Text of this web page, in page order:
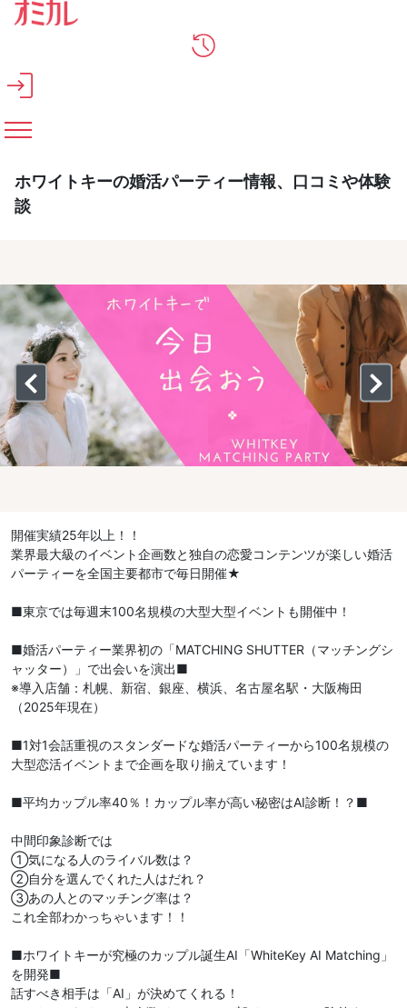
メインコンテンツへスキップ
ホワイトキーの婚活パーティー情報、口コミや体験
談
開催実績25年以上！！
業界最大級のイベント企画数と独自の恋愛コンテンツが楽しい婚活
パーティーを全国主要都市で毎日開催★
■東京では毎週末100名規模の大型大型イベントも開催中！
■婚活パーティー業界初の「MATCHING SHUTTER（マッチングシ
ャッター）」で出会いを演出■
※導入店舗：札幌、新宿、銀座、横浜、名古屋名駅・大阪梅田
（2025年現在）
■1対1会話重視のスタンダードな婚活パーティーから100名規模の
大型恋活イベントまで企画を取り揃えています！
■平均カップル率40％！カップル率が高い秘密はAI診断！？■
中間印象診断では
①気になる人のライバル数は？
②自分を選んでくれた人はだれ？
③あの人とのマッチング率は？
これ全部わかっちゃいます！！
■ホワイトキーが究極のカップル誕生AI「WhiteKey AI Matching」
を開発■
話すべき相手は「AI」が決めてくれる！